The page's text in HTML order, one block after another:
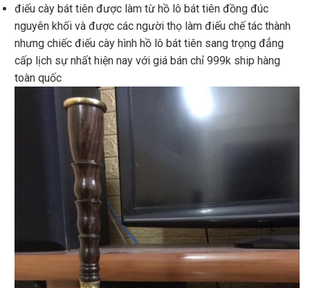
điếu cày bát tiên được làm từ hồ lô bát tiên đồng đúc
nguyên khối và được các người thọ làm điếu chế tác thành
nhưng chiếc điếu cày hình hồ lô bát tiên sang trọng đẳng
cấp lịch sự nhất hiện nay với giá bán chỉ 999k ship hàng
toàn quốc